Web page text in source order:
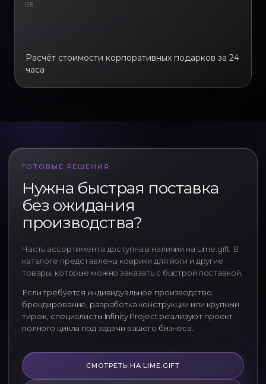
05
Расчёт стоимости корпоративных подарков за 24
часа
ГОТОВЫЕ РЕШЕНИЯ
Нужна быстрая поставка
без ожидания
производства?
Часть ассортимента доступна в наличии на Lime.gift. В
каталоге представлены коврики для йоги и другие
товары, которые можно заказать с быстрой поставкой.
Если требуется индивидуальное производство,
брендирование, разработка конструкции или крупный
тираж, специалисты Infinity Project реализуют проект
полного цикла под задачи вашего бизнеса.
СМОТРЕТЬ НА LIME.GIFT